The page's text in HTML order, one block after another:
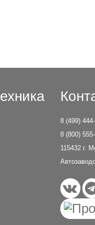
8 (499)
8 (800)
115432 г.